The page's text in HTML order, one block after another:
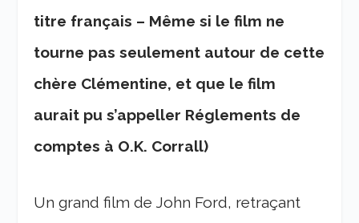
titre français – Même si le film ne
tourne pas seulement autour de cette
chère Clémentine, et que le film
aurait pu s’appeller Réglements de
comptes à O.K. Corrall)
Un grand film de John Ford, retraçant